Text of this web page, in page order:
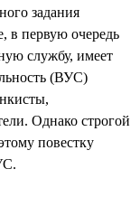
задания
в первую очередь
службу, имеет
(ВУС)
Однако строгой
повестку